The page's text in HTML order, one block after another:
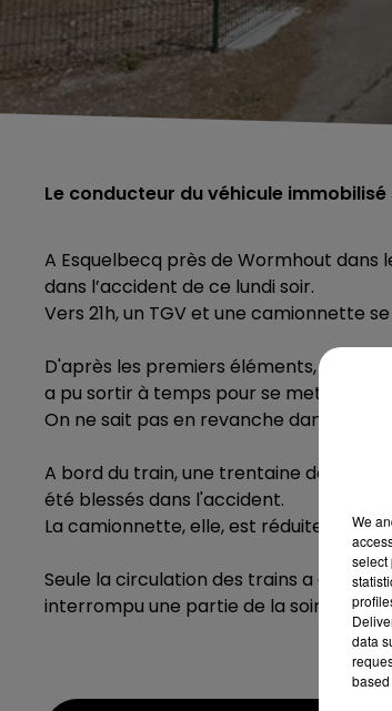
Le conducteur du véhicule
A Esquelbecq près de Wormhout dans
dans l’accident de ce lundi soir.
Vers 21h, un TGV et une camionnette
D'après les premiers éléments, le
a pu sortir à temps pour se mettre à
On ne sait pas en revanche dans
A bord du train, une trentaine de
été blessés dans l'accident.
La camionnette, elle, est réduite à
Seule la circulation des trains a été
interrompu une partie de la soirée.
We
select
data